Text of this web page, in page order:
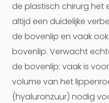
de plastisch chirurg het
altijd een duidelijke
de bovenlip en vaak
bovenlip. Verwacht
de bovenlip: vaak is
volume van het
(hyaluronzuur) nodig